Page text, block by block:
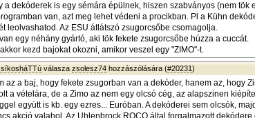
a dekóderek is egy sémára épülnek, hiszen szabványos (nem tök
van, azt meg lehet védeni a procikban. Pl a Kühn
leolvashatod. Az ESU átlátszó zsugorcsőbe csomagolja.
egy néhány gyártó, aki tök fekete zsugorcsőbe húzza a cuccát.
kezd bajokat okozni, amikor veszel egy "ZIMO"-t.
válasza zsolesz74 hozzászólására (#20231)
az a baj, hogy fekete zsugorban van a dekóder, hanem az, hogy
a vételára, de a Zimo az nem egy olcsó cég, az alapszinen
együtt is kb. egy ezres... Euróban. A dekóderei sem olcsók,
akció valahol. Az Uhlenbrock ROCO által forgalmazott